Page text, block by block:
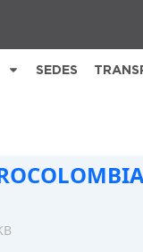
SEDES